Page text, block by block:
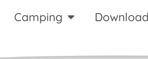
Camping Download